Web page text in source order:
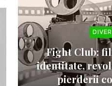
Fight Club:
identitate,
pierderii